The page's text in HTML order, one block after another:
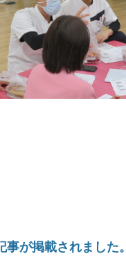
が掲載されました。